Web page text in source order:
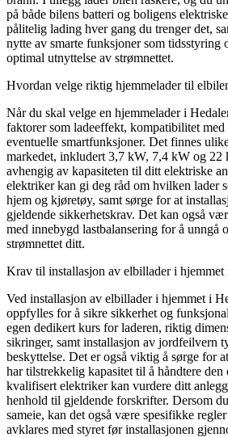
på både bilens batteri og boligens
pålitelig lading hver gang du trenger det,
nytte av smarte funksjoner som tidsstyring
optimal utnyttelse av strømnettet.
Hvordan velge riktig hjemmelader til
Når du skal velge en hjemmelader i
faktorer som ladeeffekt, kompatibilitet
eventuelle smartfunksjoner. Det finnes
markedet, inkludert 3,7 kW, 7,4 kW og 22
avhengig av kapasiteten til ditt elektriske
elektriker kan gi deg råd om hvilken lader
hjem og kjøretøy, samt sørge for at
gjeldende sikkerhetskrav. Det kan også
med innebygd lastbalansering for å unngå
strømnettet ditt.
Krav til installasjon av elbillader i hjemmet
Ved installasjon av elbillader i hjemmet i
oppfylles for å sikre sikkerhet og
egen dedikert kurs for laderen, riktig
sikringer, samt installasjon av jordfeilvern
beskyttelse. Det er også viktig å sørge for
har tilstrekkelig kapasitet til å håndtere den
kvalifisert elektriker kan vurdere ditt
henhold til gjeldende forskrifter. Dersom
sameie, kan det også være spesifikke
avklares med styret før installasjonen